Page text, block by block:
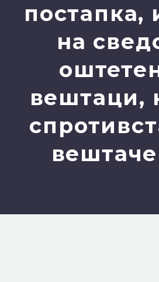
постапка,
на
вештаци,